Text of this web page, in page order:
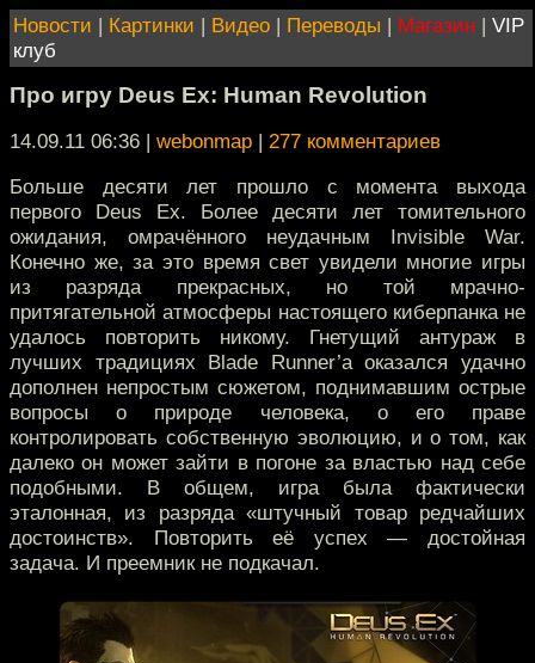
Новости | Картинки | Видео | Переводы | Магазин | VIP
клуб
Про игру Deus Ex: Human Revolution
14.09.11 06:36 | webonmap | 277 комментариев
Больше десяти лет прошло с момента выхода
первого Deus Ex. Более десяти лет томительного
ожидания, омрачённого неудачным Invisible War.
Конечно же, за это время свет увидели многие игры
из разряда прекрасных, но той мрачно-
притягательной атмосферы настоящего киберпанка не
удалось повторить никому. Гнетущий антураж в
лучших традициях Blade Runner’а оказался удачно
дополнен непростым сюжетом, поднимавшим острые
вопросы о природе человека, о его праве
контролировать собственную эволюцию, и о том, как
далеко он может зайти в погоне за властью над себе
подобными. В общем, игра была фактически
эталонная, из разряда «штучный товар редчайших
достоинств». Повторить её успех — достойная
задача. И преемник не подкачал.